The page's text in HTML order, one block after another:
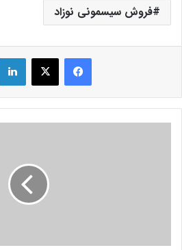
فروش سیسمونی نوزاد
فیس بوک X